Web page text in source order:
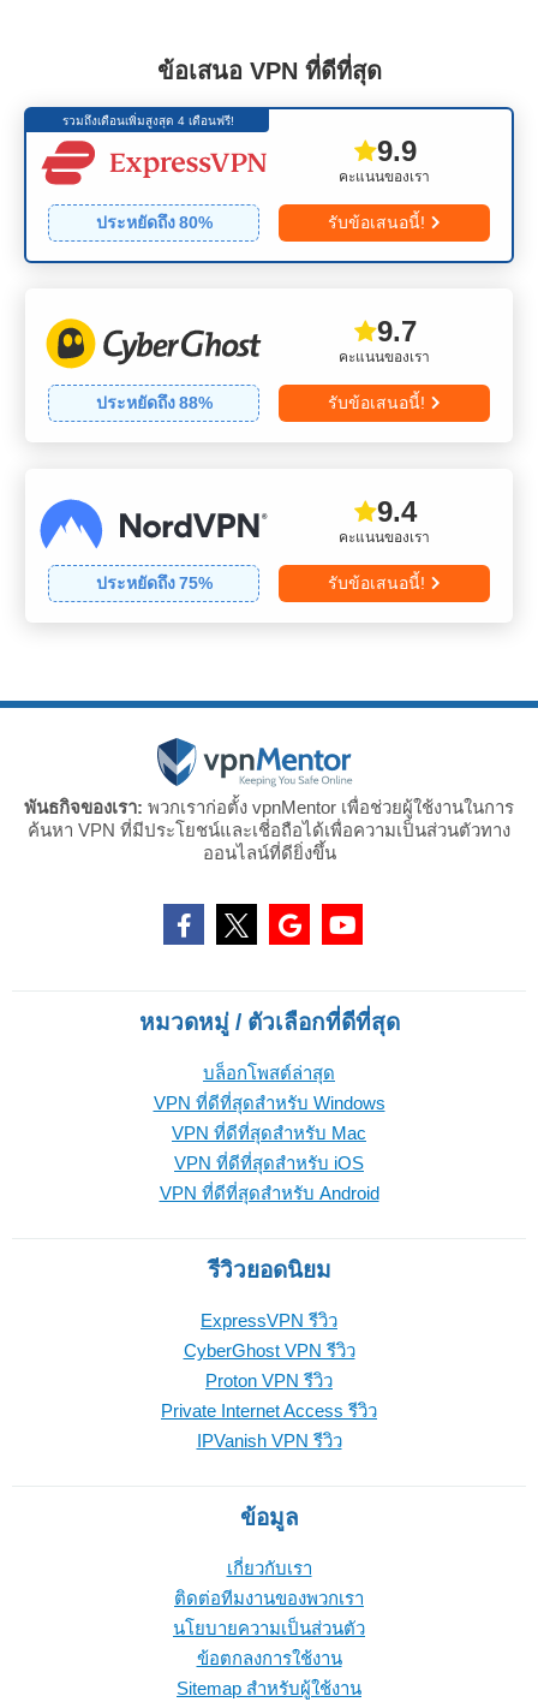
ข้อเสนอ VPN ที่ดีที่สุด
รวมถึงเดือนเพิ่มสูงสุด 4 เดือนฟรี!
คะแนนของเรา
9.9
ประหยัดถึง 80% รับข้อเสนอนี้!
คะแนนของเรา
9.7
ประหยัดถึง 88% รับข้อเสนอนี้!
คะแนนของเรา
9.4
ประหยัดถึง 75% รับข้อเสนอนี้!
พันธกิจของเรา: พวกเราก่อตั้ง vpnMentor เพื่อช่วยผู้ใช้งานในการ
ค้นหา VPN ที่มีประโยชน์และเชี่อถือได้เพื่อความเป็นส่วนตัวทาง
ออนไลน์ที่ดียิ่งขึ้น
หมวดหมู่ / ตัวเลือกที่ดีที่สุด
บล็อกโพสต์ล่าสุด
VPN ที่ดีที่สุดสำหรับ Windows
VPN ที่ดีที่สุดสำหรับ Mac
VPN ที่ดีที่สุดสำหรับ iOS
VPN ที่ดีที่สุดสำหรับ Android
รีวิวยอดนิยม
ExpressVPN รีวิว
CyberGhost VPN รีวิว
Proton VPN รีวิว
Private Internet Access รีวิว
IPVanish VPN รีวิว
ข้อมูล
เกี่ยวกับเรา
ติดต่อทีมงานของพวกเรา
นโยบายความเป็นส่วนตัว
ข้อตกลงการใช้งาน
Sitemap สำหรับผู้ใช้งาน